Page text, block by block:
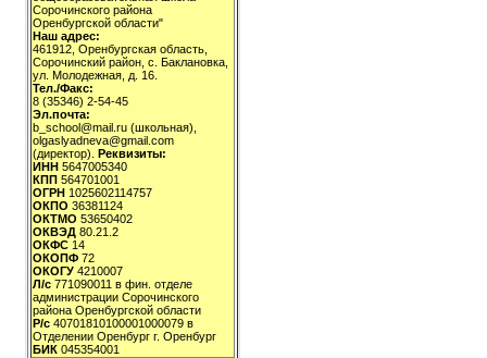
Сорочинского района
Оренбургской области"
Наш адрес:
461912, Оренбургская область,
Сорочинский район, с. Баклановка,
ул. Молодежная, д. 16.
Тел./Факс:
8 (35346) 2-54-45
Эл.почта:
b_school@mail.ru (школьная),
olgaslyadneva@gmail.com
(директор). Реквизиты:
ИНН 5647005340
КПП 564701001
ОГРН 1025602114757
ОКПО 36381124
ОКТМО 53650402
ОКВЭД 80.21.2
ОКФС 14
ОКОПФ 72
ОКОГУ 4210007
Л/с 771090011 в фин. отделе
администрации Сорочинского
района Оренбургской области
Р/с 40701810100001000079 в
Отделении Оренбург г. Оренбург
БИК 045354001